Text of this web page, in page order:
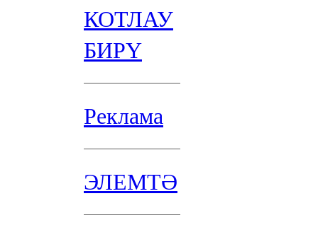
КОТЛАУ
БИРҮ
Реклама
ЭЛЕМТӘ